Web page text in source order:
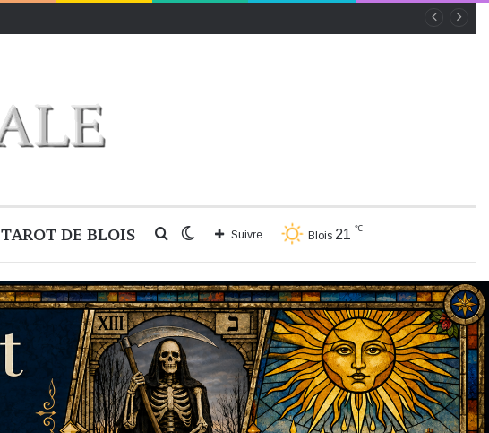
TAROT DE BLOIS Blois 21 ℃
Suivre
Switch
skin
Rechercher